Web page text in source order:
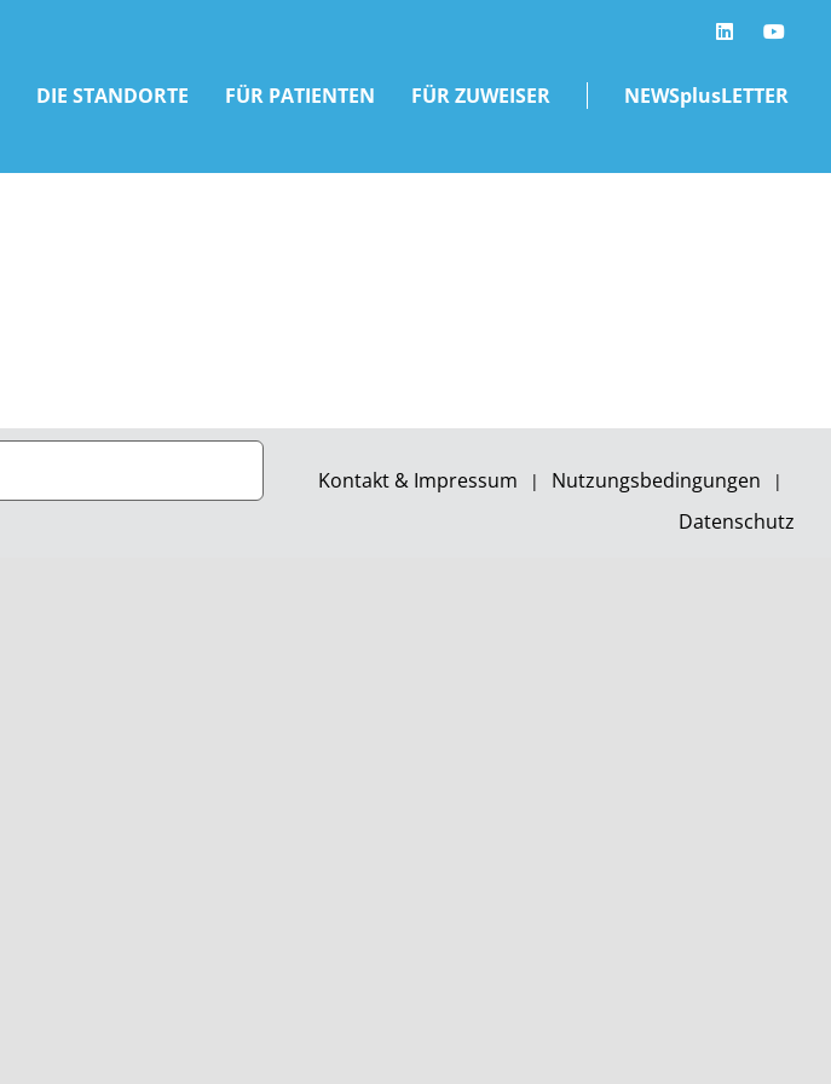
LinkedIn
DIE STANDORTE FÜR PATIENTEN FÜR ZUWEISER NEWSplusLETTER
Kontakt & Impressum
Nutzungsbedingungen
Datenschutz